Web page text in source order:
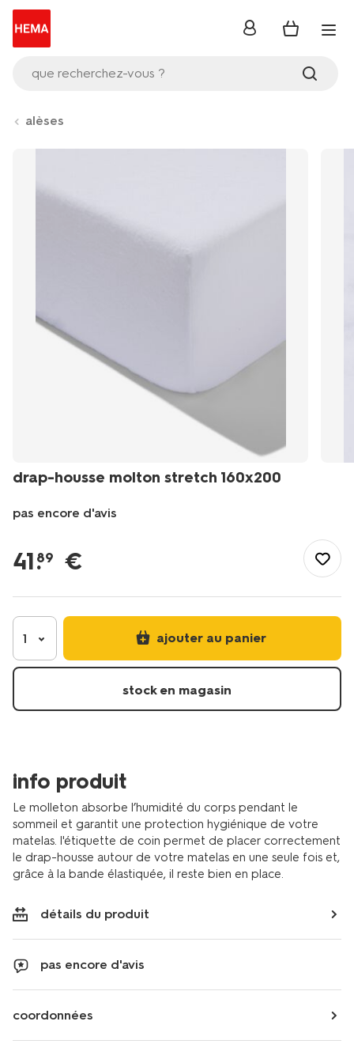
que recherchez-vous ?
se
alèses
drap-housse molton stretch 160x200
pas encore d'avis
be/literie/linge-
de-
housse-
molton-
stretch-
5190150.html
41.
89 €
1 ajouter au panier
stock en magasin
info produit
Le molleton absorbe l’humidité du corps pendant le
sommeil et garantit une protection hygiénique de votre
matelas. l'étiquette de coin permet de placer correctement
le drap-housse autour de votre matelas en une seule fois et,
grâce à la bande élastiquée, il reste bien en place.
détails du produit
pas encore d'avis
coordonnées